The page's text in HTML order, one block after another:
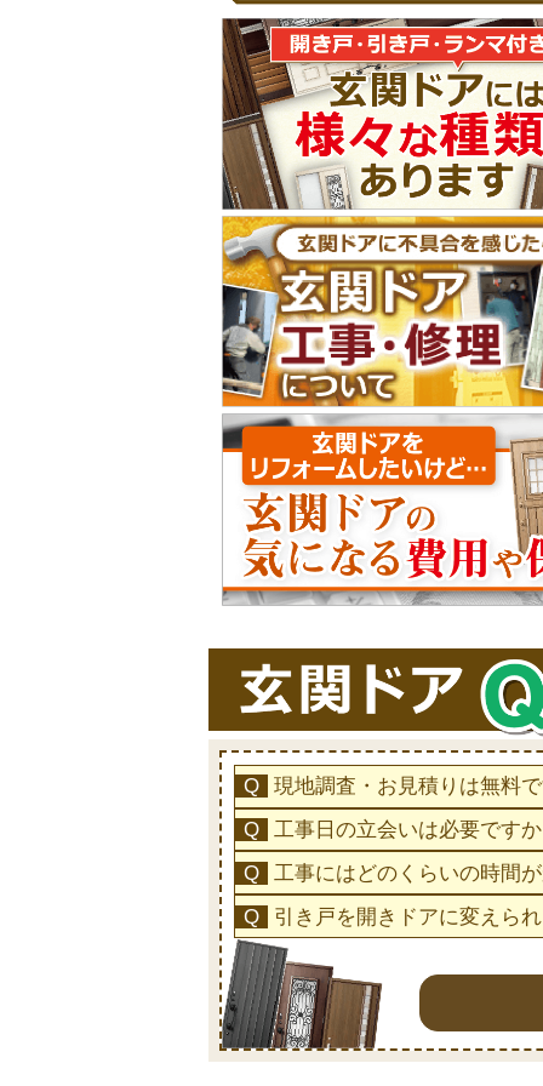
現地調査・お見積りは無料
工事日の立会いは必要です
工事にはどのくらいの時間
引き戸を開きドアに変えら